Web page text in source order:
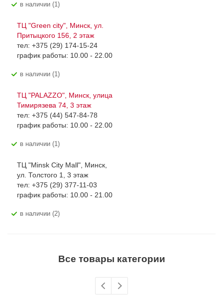
В наличии (1)
ТЦ "Green city", Минск, ул.
Притыцкого 156, 2 этаж
тел: +375 (29) 174-15-24
график работы: 10.00 - 22.00
В наличии (1)
ТЦ "PALAZZO", Минск, улица
Тимирязева 74, 3 этаж
тел: +375 (44) 547-84-78
график работы: 10.00 - 22.00
В наличии (1)
ТЦ "Minsk City Mall", Минск,
ул. Толстого 1, 3 этаж
тел: +375 (29) 377-11-03
график работы: 10.00 - 21.00
В наличии (2)
Все товары категории